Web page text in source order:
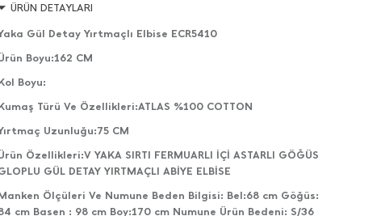
ÜRÜN DETAYLARI
Gül Detay Yırtmaçlı Elbise ECR5410
Boyu:162 CM
Boyu:
Türü Ve Özellikleri:ATLAS %100 COTTON
Uzunluğu:75 CM
Özellikleri:V YAKA SIRTI FERMUARLI İÇİ ASTARLI GÖĞÜS
GÜL DETAY YIRTMAÇLI ABİYE ELBİSE
Ölçüleri Ve Numune Beden Bilgisi: Bel:68 cm Göğüs:
cm Basen : 98 cm Boy:170 cm Numune Ürün Bedeni: S/36